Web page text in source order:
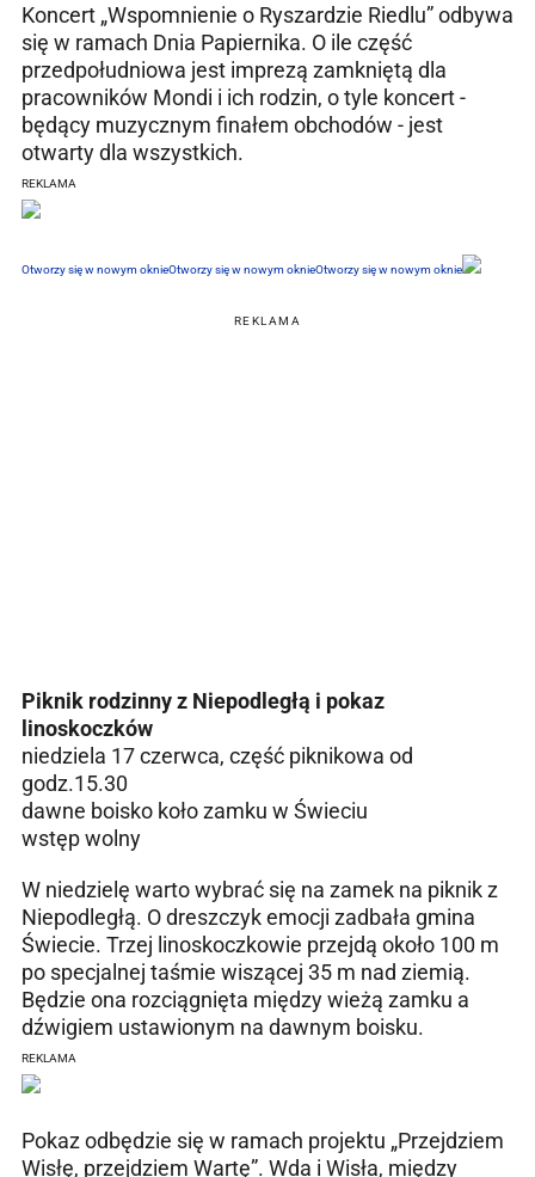
Koncert „Wspomnienie o Ryszardzie Riedlu” odbywa
się w ramach Dnia Papiernika. O ile część
przedpołudniowa jest imprezą zamkniętą dla
pracowników Mondi i ich rodzin, o tyle koncert -
będący muzycznym finałem obchodów - jest
otwarty dla wszystkich.
REKLAMA
Otworzy się w nowym oknieOtworzy się w nowym oknieOtworzy się w nowym oknie
REKLAMA
Piknik rodzinny z Niepodległą i pokaz
linoskoczków
niedziela 17 czerwca, część piknikowa od
godz.15.30
dawne boisko koło zamku w Świeciu
wstęp wolny
W niedzielę warto wybrać się na zamek na piknik z
Niepodległą. O dreszczyk emocji zadbała gmina
Świecie. Trzej linoskoczkowie przejdą około 100 m
po specjalnej taśmie wiszącej 35 m nad ziemią.
Będzie ona rozciągnięta między wieżą zamku a
dźwigiem ustawionym na dawnym boisku.
REKLAMA
Pokaz odbędzie się w ramach projektu „Przejdziem
Wisłę, przejdziem Wartę”. Wda i Wisła, między